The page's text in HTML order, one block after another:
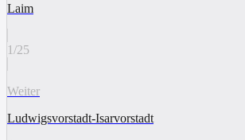
Laim
1/25
Weiter
Ludwigsvorstadt-Isarvorstadt